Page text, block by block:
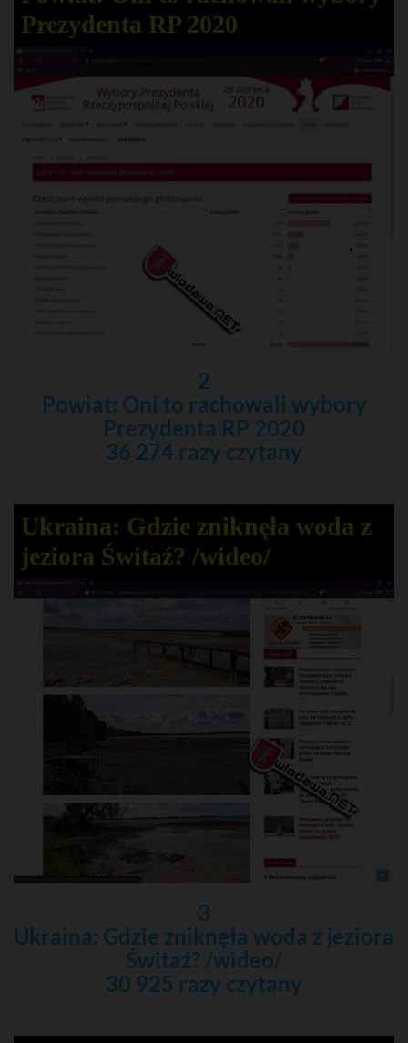
Prezydenta RP 2020
2
Powiat: Oni to rachowali wybory
Prezydenta RP 2020
36 274 razy czytany
Ukraina: Gdzie zniknęła woda z
jeziora Świtaź? /wideo/
3
Ukraina: Gdzie zniknęła woda z jeziora
Świtaź? /wideo/
30 925 razy czytany